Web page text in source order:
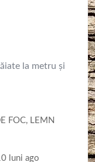
la metru și
FOC, LEMN
luni ago